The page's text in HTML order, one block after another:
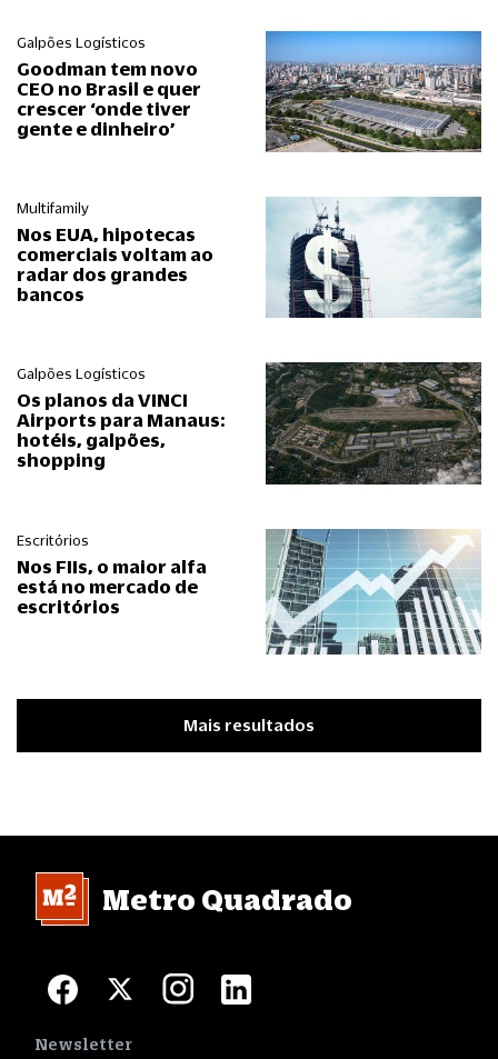
Galpões Logísticos
Goodman tem novo
CEO no Brasil e quer
crescer ‘onde tiver
gente e dinheiro’
Multifamily
Nos EUA, hipotecas
comerciais voltam ao
radar dos grandes
bancos
Galpões Logísticos
Os planos da VINCI
Airports para Manaus:
hotéis, galpões,
shopping
Escritórios
Nos FIIs, o maior alfa
está no mercado de
escritórios
Mais resultados
Metro Quadrado
Newsletter